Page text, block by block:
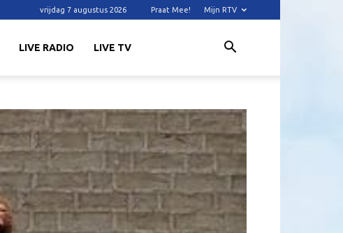
vrijdag 7 augustus 2026 Praat Mee! Mijn RTV
LIVE RADIO LIVE TV